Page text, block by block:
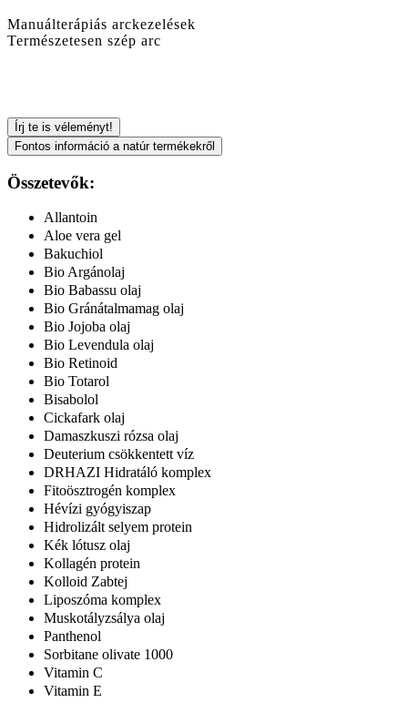
Manuálterápiás arckezelések
Természetesen szép arc
Írj te is véleményt!
Fontos információ a natúr termékekről
Összetevők:
Allantoin
Aloe vera gel
Bakuchiol
Bio Argánolaj
Bio Babassu olaj
Bio Gránátalmamag olaj
Bio Jojoba olaj
Bio Levendula olaj
Bio Retinoid
Bio Totarol
Bisabolol
Cickafark olaj
Damaszkuszi rózsa olaj
Deuterium csökkentett víz
DRHAZI Hidratáló komplex
Fitoösztrogén komplex
Hévízi gyógyiszap
Hidrolizált selyem protein
Kék lótusz olaj
Kollagén protein
Kolloid Zabtej
Liposzóma komplex
Muskotályzsálya olaj
Panthenol
Sorbitane olivate 1000
Vitamin C
Vitamin E